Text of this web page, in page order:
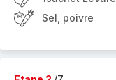
Sel, poivre